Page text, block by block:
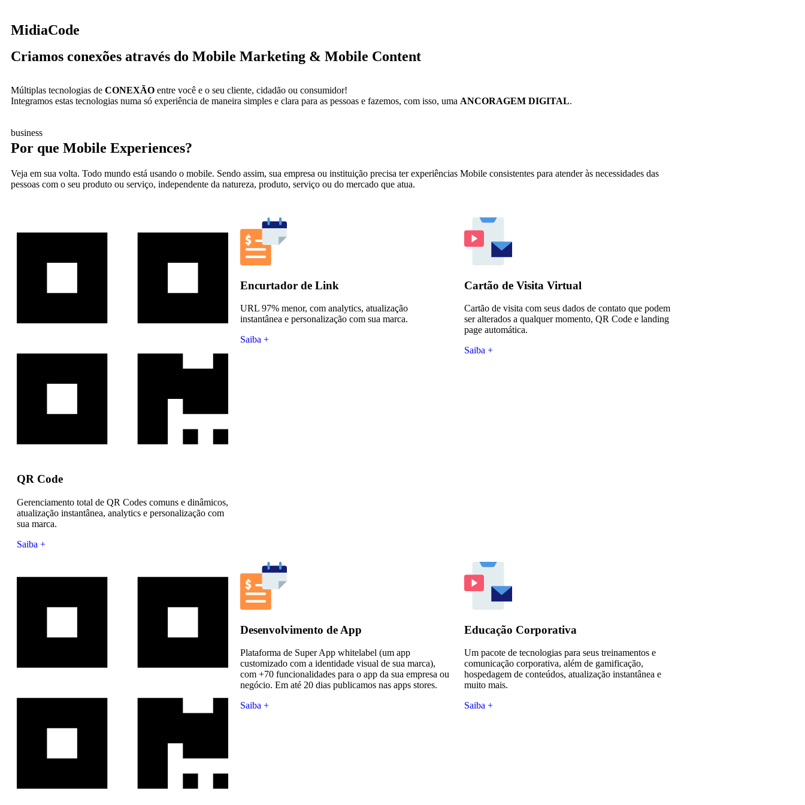
MidiaCode
Criamos conexões através do Mobile Marketing & Mobile Content
Múltiplas tecnologias de CONEXÃO entre você e o seu cliente, cidadão ou consumidor!
Integramos estas tecnologias numa só experiência de maneira simples e clara para as pessoas e fazemos, com isso, uma ANCORAGEM DIGITAL.
business
Por que Mobile Experiences?
Veja em sua volta. Todo mundo está usando o mobile. Sendo assim, sua empresa ou instituição precisa ter experiências Mobile consistentes para atender às necessidades das
pessoas com o seu produto ou serviço, independente da natureza, produto, serviço ou do mercado que atua.
QR Code
Gerenciamento total de QR Codes comuns e dinâmicos,
atualização instantânea, analytics e personalização com
sua marca.
Saiba +
Encurtador de Link
URL 97% menor, com analytics, atualização
instantânea e personalização com sua marca.
Saiba +
Cartão de Visita Virtual
Cartão de visita com seus dados de contato que podem
ser alterados a qualquer momento, QR Code e landing
page automática.
Saiba +
Desenvolvimento de App
Plataforma de Super App whitelabel (um app
customizado com a identidade visual de sua marca),
com +70 funcionalidades para o app da sua empresa ou
negócio. Em até 20 dias publicamos nas apps stores.
Saiba +
Educação Corporativa
Um pacote de tecnologias para seus treinamentos e
comunicação corporativa, além de gamificação,
hospedagem de conteúdos, atualização instantânea e
muito mais.
Saiba +